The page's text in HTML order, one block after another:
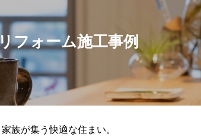
フォーム施工事例
族が集う快適な住まい。